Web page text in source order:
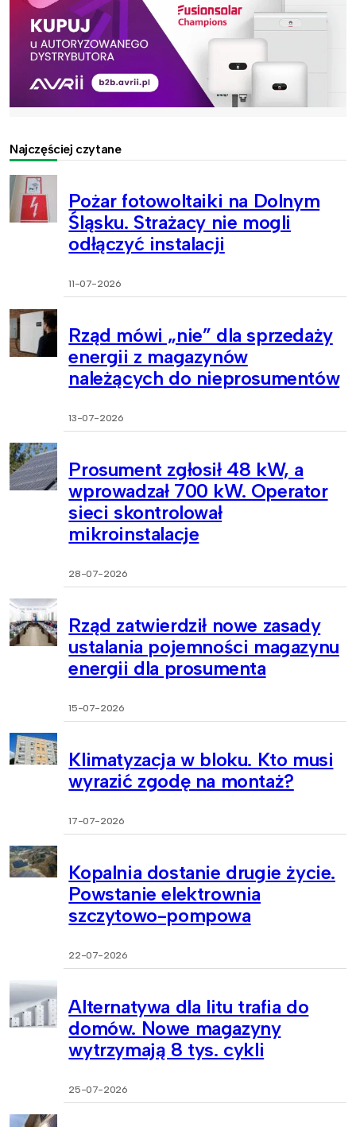
Najczęściej czytane
Pożar fotowoltaiki na Dolnym
Śląsku. Strażacy nie mogli
odłączyć instalacji
11-07-2026
Rząd mówi „nie” dla sprzedaży
energii z magazynów
należących do nieprosumentów
13-07-2026
Prosument zgłosił 48 kW, a
wprowadzał 700 kW. Operator
sieci skontrolował
mikroinstalacje
28-07-2026
Rząd zatwierdził nowe zasady
ustalania pojemności magazynu
energii dla prosumenta
15-07-2026
Klimatyzacja w bloku. Kto musi
wyrazić zgodę na montaż?
17-07-2026
Kopalnia dostanie drugie życie.
Powstanie elektrownia
szczytowo-pompowa
22-07-2026
Alternatywa dla litu trafia do
domów. Nowe magazyny
wytrzymają 8 tys. cykli
25-07-2026